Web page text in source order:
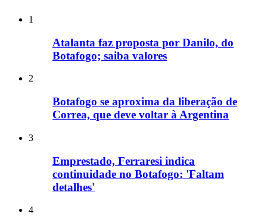
1
Atalanta faz proposta por Danilo, do
Botafogo; saiba valores
2
Botafogo se aproxima da liberação de
Correa, que deve voltar à Argentina
3
Emprestado, Ferraresi indica
continuidade no Botafogo: 'Faltam
detalhes'
4